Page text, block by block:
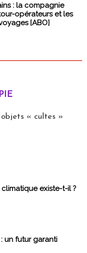
: la compagnie
opérateurs et les
[ABO]
objets « cultes »
climatique existe-t-il ?
un futur garanti